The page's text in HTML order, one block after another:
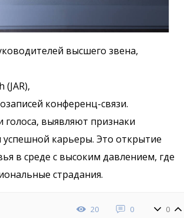
высшего звена,
конференц-связи.
голоса, выявляют признаки
успешной карьеры. Это открытие
в среде с высоким давлением, где
страдания.
20 0 0